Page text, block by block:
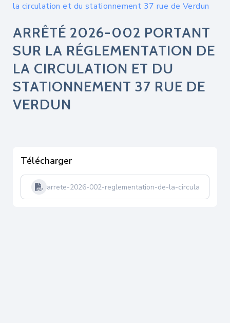
la circulation et du stationnement 37 rue de Verdun
ARRÊTÉ 2026-002 PORTANT
SUR LA RÉGLEMENTATION DE
LA CIRCULATION ET DU
STATIONNEMENT 37 RUE DE
VERDUN
Télécharger
arrete-2026-002-reglementation-de-la-circulation-et-